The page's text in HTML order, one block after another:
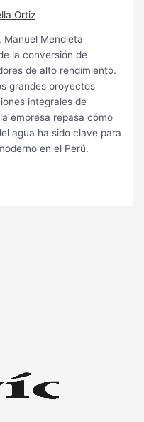
Ortiz
Manuel Mendieta
la conversión de
de alto rendimiento.
grandes proyectos
integrales de
empresa repasa cómo
agua ha sido clave para
en el Perú.